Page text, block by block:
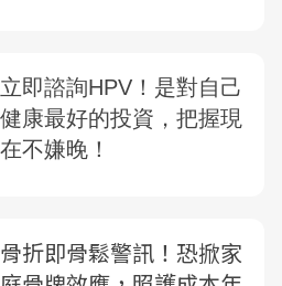
骨折即骨鬆警訊！恐掀家